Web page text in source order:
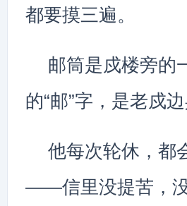
都要摸三遍。
邮筒是戍楼旁的
的“邮”字，是老戍
他每次轮休，都
——信里没提苦，没